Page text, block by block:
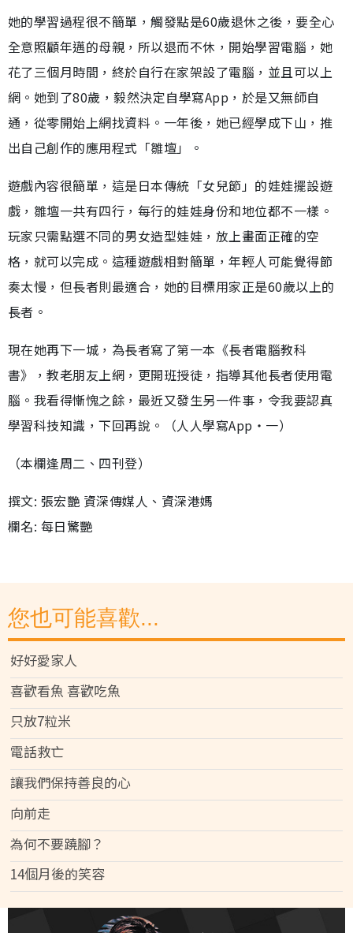
她的學習過程很不簡單，觸發點是60歲退休之後，要全心
全意照顧年邁的母親，所以退而不休，開始學習電腦，她
花了三個月時間，終於自行在家架設了電腦，並且可以上
網。她到了80歲，毅然決定自學寫App，於是又無師自
通，從零開始上網找資料。一年後，她已經學成下山，推
出自己創作的應用程式「雛壇」。
遊戲內容很簡單，這是日本傳統「女兒節」的娃娃擺設遊
戲，雛壇一共有四行，每行的娃娃身份和地位都不一樣。
玩家只需點選不同的男女造型娃娃，放上畫面正確的空
格，就可以完成。這種遊戲相對簡單，年輕人可能覺得節
奏太慢，但長者則最適合，她的目標用家正是60歲以上的
長者。
現在她再下一城，為長者寫了第一本《長者電腦教科
書》，教老朋友上網，更開班授徒，指導其他長者使用電
腦。我看得慚愧之餘，最近又發生另一件事，令我要認真
學習科技知識，下回再說。（人人學寫App‧一）
（本欄逢周二、四刊登）
撰文: 張宏艷 資深傳媒人、資深港媽
欄名: 每日驚艷
您也可能喜歡...
好好愛家人
喜歡看魚 喜歡吃魚
只放7粒米
電話救亡
讓我們保持善良的心
向前走
為何不要蹺腳？
14個月後的笑容